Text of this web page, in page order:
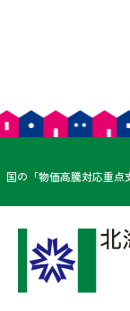
国の「物価高騰対応重点